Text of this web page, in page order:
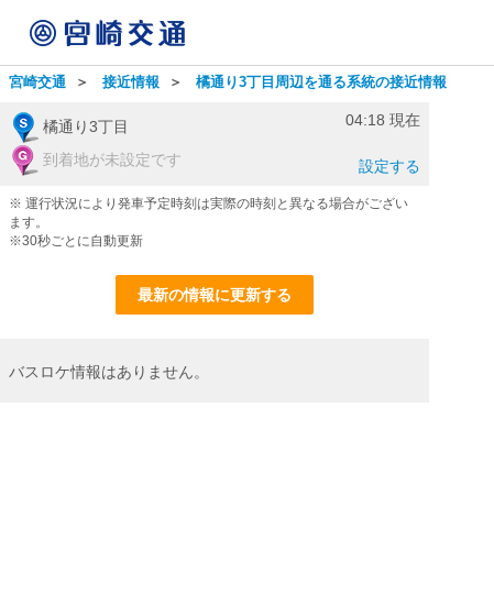
宮崎交通 ＞ 接近情報 ＞ 橘通り3丁目周辺を通る系統の接近情報
橘通り3丁目
到着地が未設定です
設定する
04:18 現在
※ 運行状況により発車予定時刻は実際の時刻と異なる場合がござい
ます。
※30秒ごとに自動更新
最新の情報に更新する
バスロケ情報はありません。